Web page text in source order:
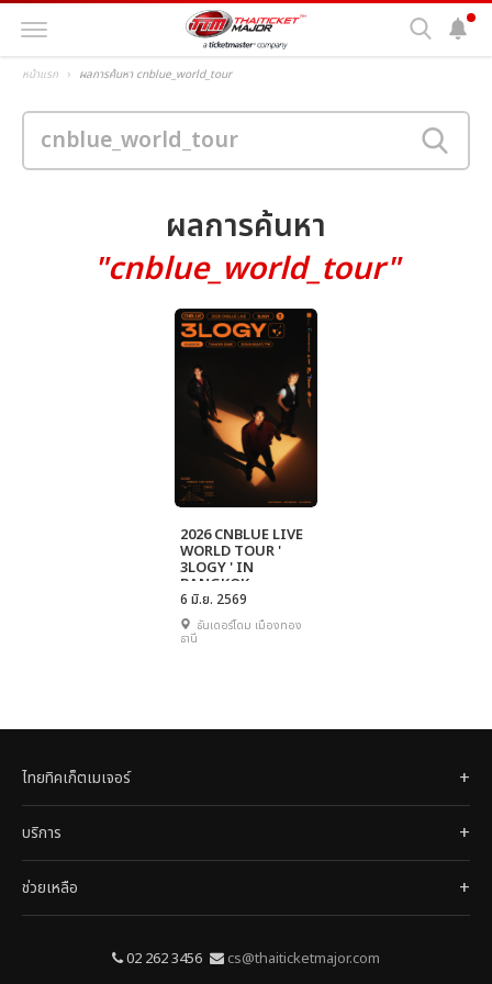
หน้าแรก ผลการค้นหา cnblue_world_tour
ผลการค้นหา
"cnblue_world_tour"
2026 CNBLUE LIVE
WORLD TOUR '
3LOGY ' IN
BANGKOK
6 มิ.ย. 2569
ธันเดอร์โดม เมืองทอง
ธานี
ไทยทิคเก็ตเมเจอร์
บริการ
ช่วยเหลือ
02 262 3456 cs@thaiticketmajor.com